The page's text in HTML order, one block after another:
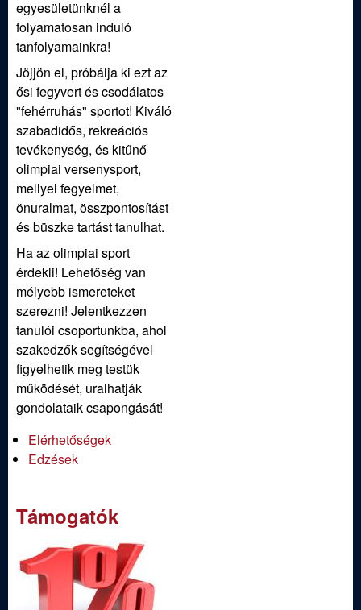
egyesületünknél a
folyamatosan induló
tanfolyamainkra!
Jöjjön el, próbálja ki ezt az
ősi fegyvert és csodálatos
"fehérruhás" sportot! Kiváló
szabadidős, rekreációs
tevékenység, és kitűnő
olimpiai versenysport,
mellyel fegyelmet,
önuralmat, összpontosítást
és büszke tartást tanulhat.
Ha az olimpiai sport
érdekli! Lehetőség van
mélyebb ismereteket
szerezni! Jelentkezzen
tanulói csoportunkba, ahol
szakedzők segítségével
figyelhetik meg testük
működését, uralhatják
gondolataik csapongását!
Elérhetőségek
Edzések
Támogatók